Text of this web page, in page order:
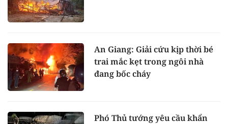
An Giang: Giải cứu kịp thời bé
trai mắc kẹt trong ngôi nhà
đang bốc cháy
Phó Thủ tướng yêu cầu khẩn